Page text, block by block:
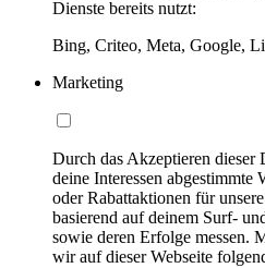
Dienste bereits nutzt:
Bing, Criteo, Meta, Google,
Marketing
Durch das Akzeptieren
deine Interessen abgestimmte
oder Rabattaktionen für
basierend auf deinem Surf-
sowie deren Erfolge messen.
wir auf dieser Webseite